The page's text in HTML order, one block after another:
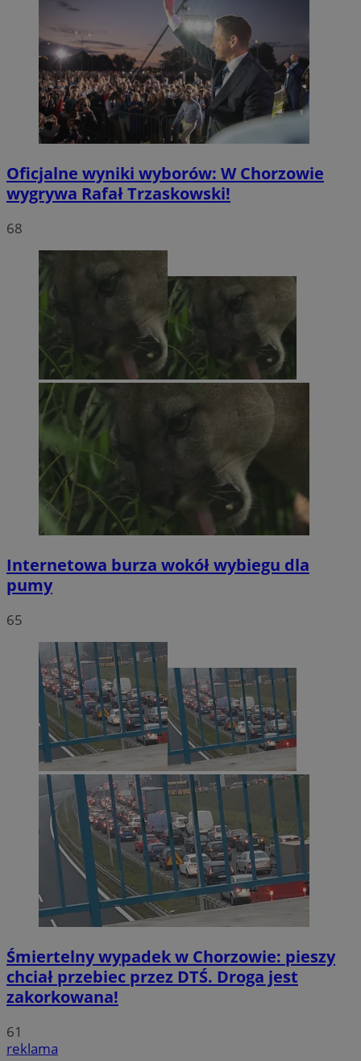
Oficjalne wyniki wyborów: W Chorzowie
wygrywa Rafał Trzaskowski!
68
Internetowa burza wokół wybiegu dla
pumy
65
Śmiertelny wypadek w Chorzowie: pieszy
chciał przebiec przez DTŚ. Droga jest
zakorkowana!
61
reklama